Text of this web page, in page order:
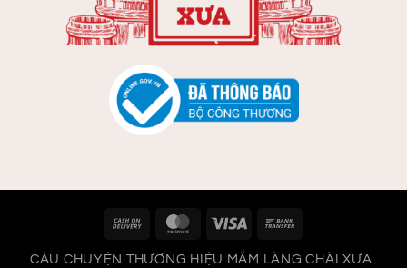
Cash
MasterCard
Visa
CÂU CHUYỆN THƯƠNG HIỆU MẮM LÀNG CHÀI XƯA